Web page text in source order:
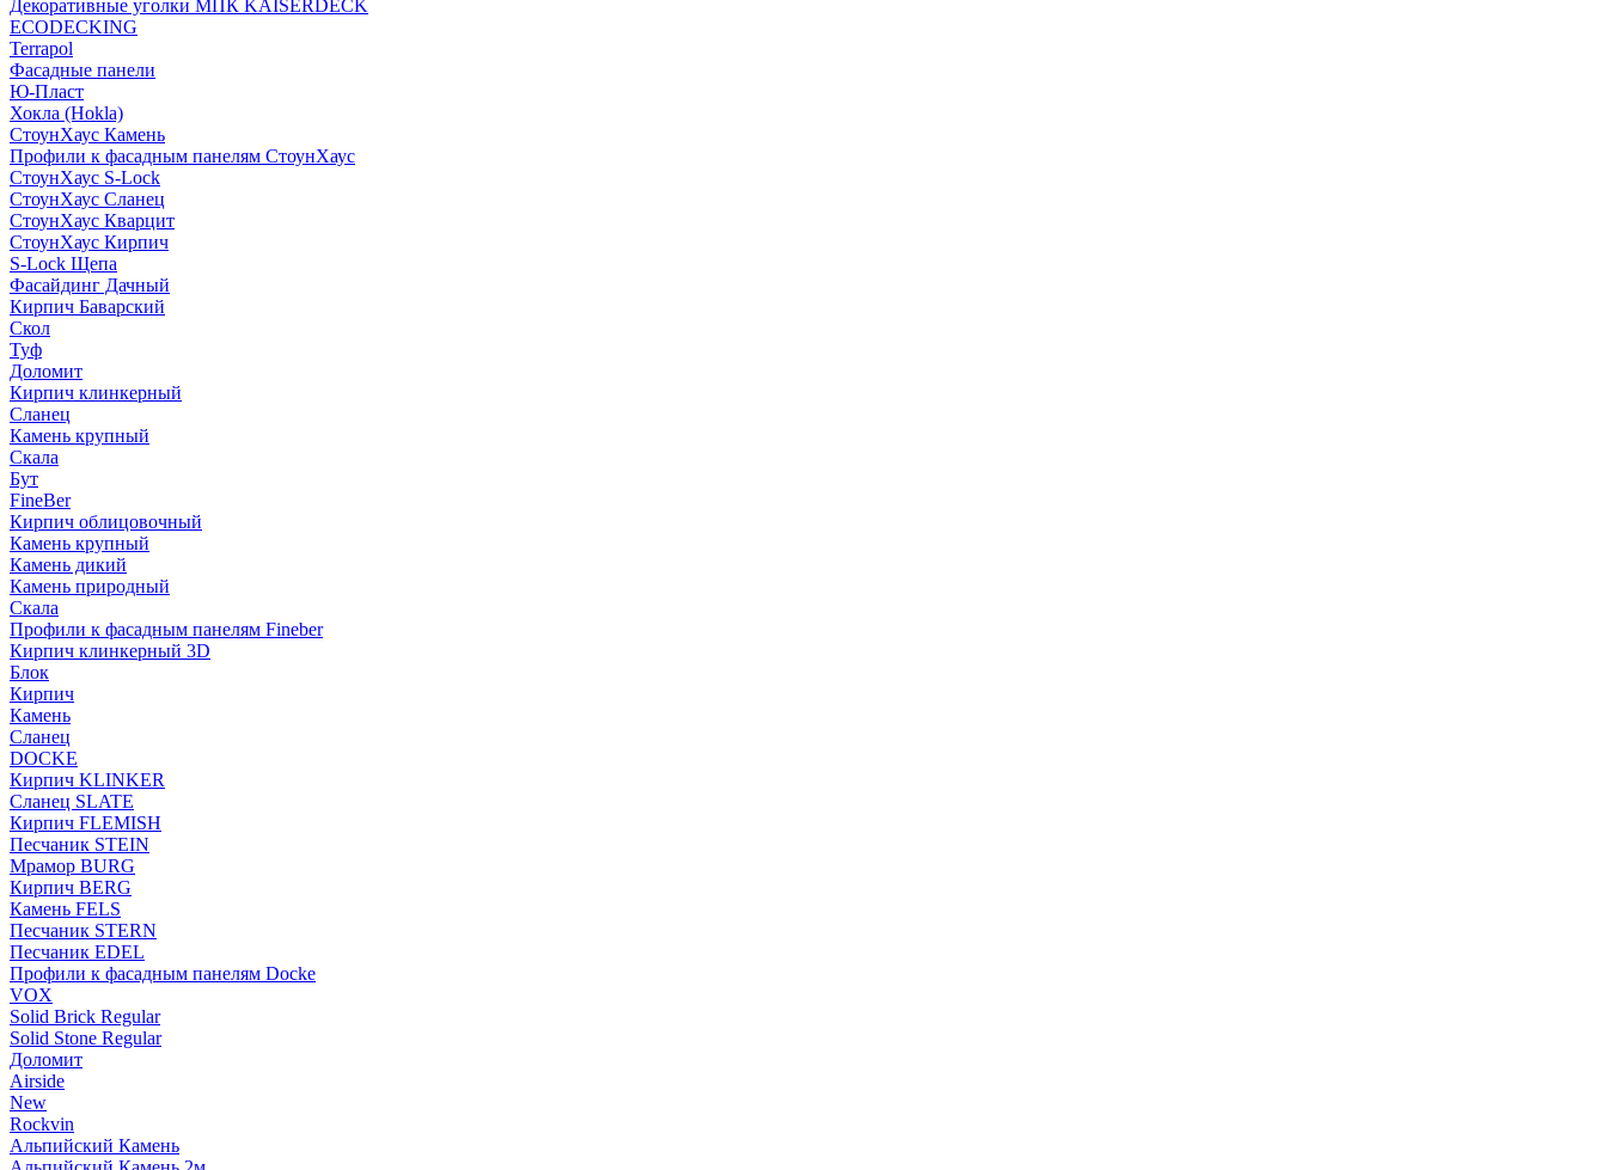
Декоративные уголки МПК KAISERDECK
ECODECKING
Terrapol
Фасадные панели
Ю-Пласт
Хокла (Hokla)
СтоунХаус Камень
Профили к фасадным панелям СтоунХаус
СтоунХаус S-Lock
СтоунХаус Сланец
СтоунХаус Кварцит
СтоунХаус Кирпич
S-Lock Щепа
Фасайдинг Дачный
Кирпич Баварский
Скол
Туф
Доломит
Кирпич клинкерный
Сланец
Камень крупный
Скала
Бут
FineBer
Кирпич облицовочный
Камень крупный
Камень дикий
Камень природный
Скала
Профили к фасадным панелям Fineber
Кирпич клинкерный 3D
Блок
Кирпич
Камень
Сланец
DOCKE
Кирпич KLINKER
Сланец SLATE
Кирпич FLEMISH
Пес­ча­ник STEIN
Мрамор BURG
Кирпич BERG
Камень FELS
Пес­ча­ник STERN
Пес­ча­ник EDEL
Профили к фасадным панелям Docke
VOX
Solid Brick Regular
Solid Stone Regular
Доломит
Airside
New
Rockvin
Альпийский Камень